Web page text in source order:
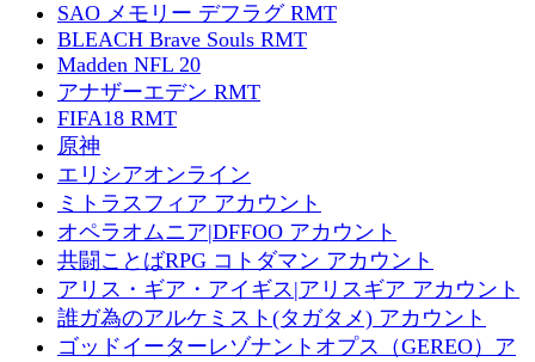
SAO メモリー デフラグ RMT
BLEACH Brave Souls RMT
Madden NFL 20
アナザーエデン RMT
FIFA18 RMT
原神
エリシアオンライン
ミトラスフィア アカウント
オペラオムニア|DFFOO アカウント
共闘ことばRPG コトダマン アカウント
アリス・ギア・アイギス|アリスギア アカウント
誰ガ為のアルケミスト(タガタメ) アカウント
ゴッドイーターレゾナントオプス（GEREO）ア